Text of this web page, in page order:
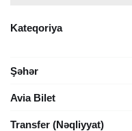
Kateqoriya
Şəhər
Avia Bilet
Transfer (Nəqliyyat)